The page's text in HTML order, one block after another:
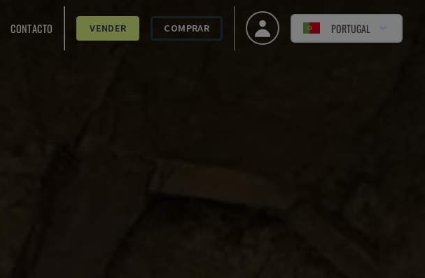
CONTACTO VENDER COMPRAR PORTUGAL